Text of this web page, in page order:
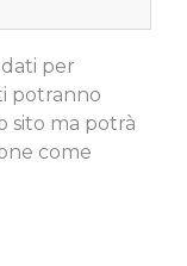
per
potranno
sito ma potrà
come